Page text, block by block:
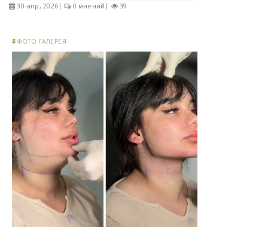
30-апр, 2026 0 мнений 39
ФОТО ГАЛЕРЕЯ